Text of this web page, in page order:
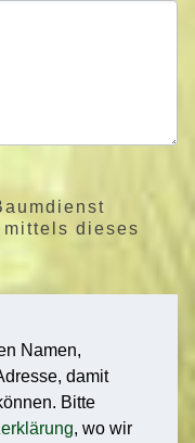
dieses
Namen,
damit
Bitte
, wo wir